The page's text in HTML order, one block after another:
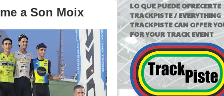
a Son Moix
LO QUE PUEDE OFRECERTE
TRACKPISTE / EVERYTHING
TRACKPISTE CAN OFFER
FOR YOUR TRACK EVENT